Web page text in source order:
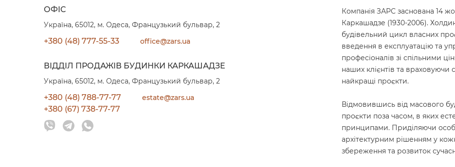
ОФIC
Україна, 65012, м. Одеса, Французький бульвар, 2
+380 (48) 777-55-33 office@zars.ua
ВIДДIЛ ПРОДАЖIВ БУДИНКИ КАРКАШАДЗЕ
Україна, 65012, м. Одеса, Французький бульвар, 2
+380 (48) 788-77-77
+380 (67) 738-77-77
estate@zars.ua
Компанія ЗАРС заснована 14
Каркашадзе (1930-2006).
будівельний цикл власних
введення в експлуатацію та
професіоналів зі спільними
наших клієнтів та враховуючи
найкращі проєкти.
Відмовившись від масового
проєкти поза часом, в яких
принципами. Приділяючи
архітектурним рішенням у
збереження та розвиток